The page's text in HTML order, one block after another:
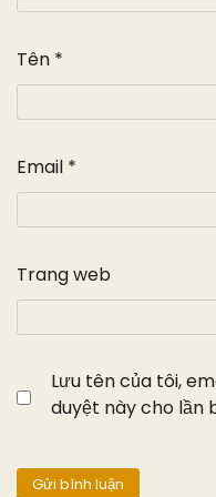
Tên *
Email *
Trang web
Lưu tên của tôi,
duyệt này cho lần